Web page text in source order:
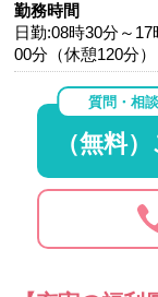
勤務時間
日勤:08時30分～
00分（休憩120分）
質問・相
（無料